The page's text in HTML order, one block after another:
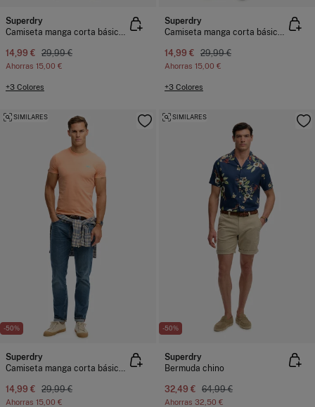
Superdry
Camiseta manga corta básica con logotipo pequeño
14,99 € 29,99 €
Ahorras 15,00 €
+3 Colores
Superdry
Camiseta manga corta básica con logotipo pequeño
14,99 € 29,99 €
Ahorras 15,00 €
+3 Colores
-50%
SIMILARES
Superdry
Camiseta manga corta básica con logotipo pequeño
14,99 € 29,99 €
Ahorras 15,00 €
-50%
SIMILARES
Superdry
Bermuda chino
32,49 € 64,99 €
Ahorras 32,50 €